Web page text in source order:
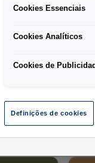
Modelos
Cookies Essenciais
Cookies Analíticos
Cookies de
Definições de cookies